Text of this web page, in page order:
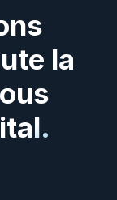
la